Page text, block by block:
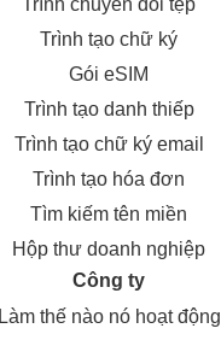
Trình chuyển đổi tệp
Trình tạo chữ ký
Gói eSIM
Trình tạo danh thiếp
Trình tạo chữ ký email
Trình tạo hóa đơn
Tìm kiếm tên miền
Hộp thư doanh nghiệp
Công ty
Làm thế nào nó hoạt động